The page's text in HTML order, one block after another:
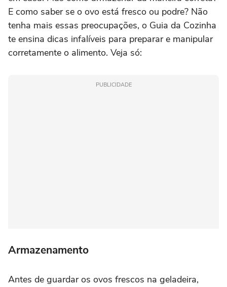
E como saber se o ovo está fresco ou podre? Não
tenha mais essas preocupações, o Guia da Cozinha
te ensina dicas infalíveis para preparar e manipular
corretamente o alimento. Veja só:
PUBLICIDADE
Armazenamento
Antes de guardar os ovos frescos na geladeira,